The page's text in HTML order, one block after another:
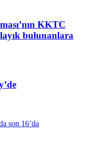
KKTC
bulunanlara